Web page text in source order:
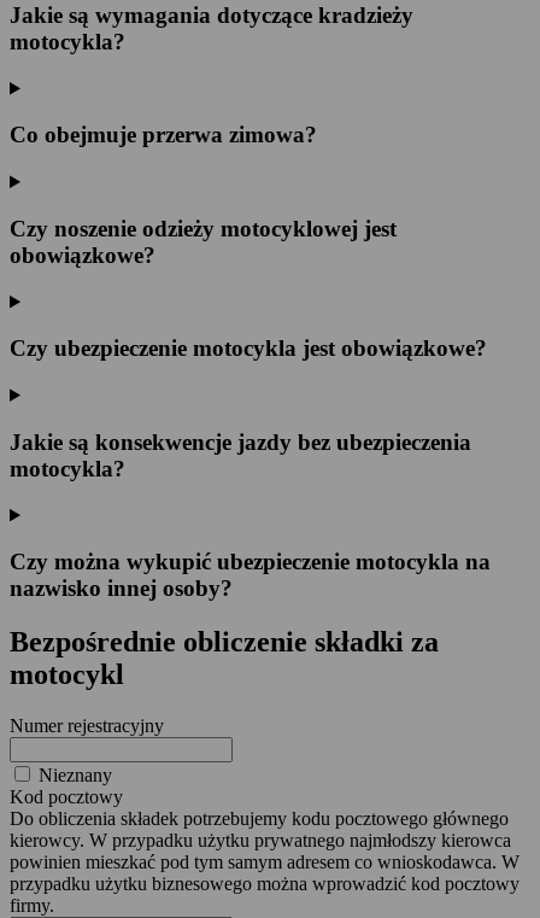
Jakie są wymagania dotyczące kradzieży
motocykla?
Co obejmuje przerwa zimowa?
Czy noszenie odzieży motocyklowej jest
obowiązkowe?
Czy ubezpieczenie motocykla jest obowiązkowe?
Jakie są konsekwencje jazdy bez ubezpieczenia
motocykla?
Czy można wykupić ubezpieczenie motocykla na
nazwisko innej osoby?
Bezpośrednie obliczenie składki za
motocykl
Numer rejestracyjny
Nieznany
Kod pocztowy
Do obliczenia składek potrzebujemy kodu pocztowego głównego
kierowcy. W przypadku użytku prywatnego najmłodszy kierowca
powinien mieszkać pod tym samym adresem co wnioskodawca. W
przypadku użytku biznesowego można wprowadzić kod pocztowy
firmy.